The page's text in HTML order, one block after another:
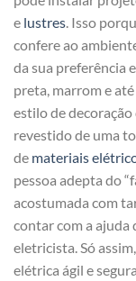
e lustres. Isso
confere ao
da sua preferência
preta, marrom e
estilo de
revestido de uma
de materiais
pessoa adepta do
acostumada com
contar com a ajuda
eletricista. Só
elétrica ágil e